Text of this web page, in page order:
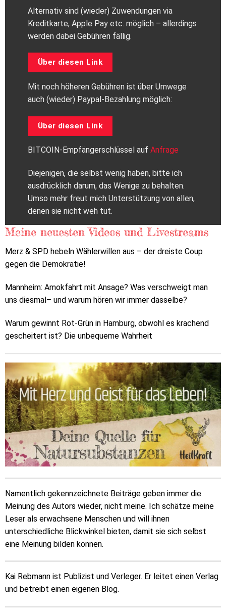
Alternativ sind (wieder) Zuwendungen via
Kreditkarte, Apple Pay etc. möglich – allerdings
werden dabei Gebühren fällig.
Über diesen Link
Mit noch höheren Gebühren ist über Umwege
auch (wieder) Paypal-Bezahlung möglich:
Über diesen Link
BITCOIN-Empfängerschlüssel auf Anfrage
Diejenigen, die selbst wenig haben, bitte ich
ausdrücklich darum, das Wenige zu behalten.
Umso mehr freut mich Unterstützung von allen,
denen sie nicht weh tut.
Meine neuesten Videos und Livestreams
Merz & SPD hebeln Wählerwillen aus – der dreiste Coup
gegen die Demokratie!
Mannheim: Amokfahrt mit Ansage? Was verschweigt man
uns diesmal– und warum hören wir immer dasselbe?
Warum gewinnt Rot-Grün in Hamburg, obwohl es krachend
gescheitert ist? Die unbequeme Wahrheit
Namentlich gekennzeichnete Beiträge geben immer die
Meinung des Autors wieder, nicht meine. Ich schätze meine
Leser als erwachsene Menschen und will ihnen
unterschiedliche Blickwinkel bieten, damit sie sich selbst
eine Meinung bilden können.
Kai Rebmann ist Publizist und Verleger. Er leitet einen Verlag
und betreibt einen eigenen Blog.